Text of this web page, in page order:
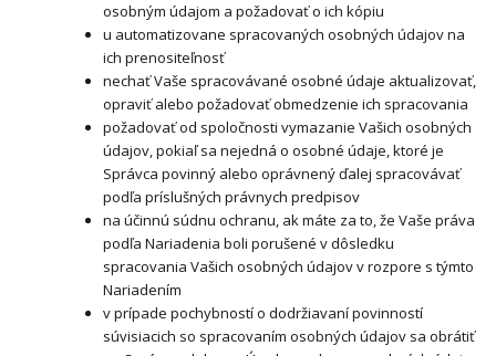
osobným údajom a požadovať o ich kópiu
u automatizovane spracovaných osobných údajov na
ich prenositeľnosť
nechať Vaše spracovávané osobné údaje aktualizovať,
opraviť alebo požadovať obmedzenie ich spracovania
požadovať od spoločnosti vymazanie Vašich osobných
údajov, pokiaľ sa nejedná o osobné údaje, ktoré je
Správca povinný alebo oprávnený ďalej spracovávať
podľa príslušných právnych predpisov
na účinnú súdnu ochranu, ak máte za to, že Vaše práva
podľa Nariadenia boli porušené v dôsledku
spracovania Vašich osobných údajov v rozpore s týmto
Nariadením
v prípade pochybností o dodržiavaní povinností
súvisiacich so spracovaním osobných údajov sa obrátiť